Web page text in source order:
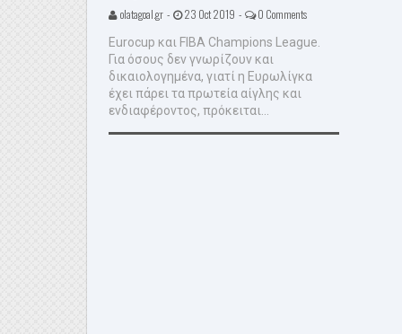
olatagoal.gr - 23 Oct 2019 - 0 Comments
Eurocup και FIBA Champions League.
Για όσους δεν γνωρίζουν και
δικαιολογημένα, γιατί η Ευρωλίγκα
έχει πάρει τα πρωτεία αίγλης και
ενδιαφέροντος, πρόκειται...